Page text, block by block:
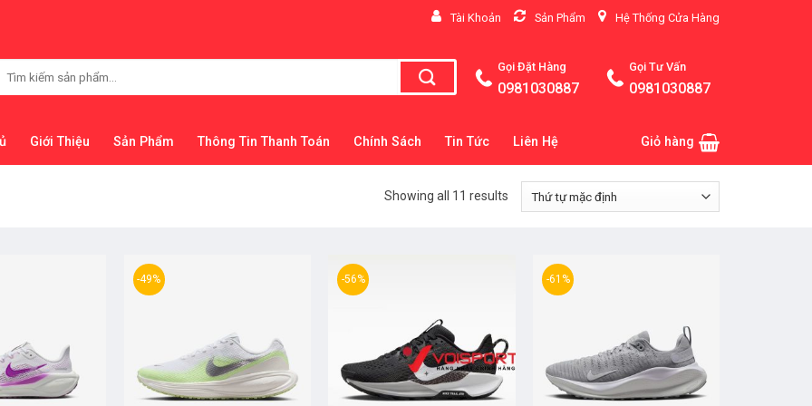
Tài Khoản Sản Phẩm Hệ Thống Cửa Hàng
Tìm
Gọi Đặt Hàng
0981030887
Gọi Tư Vấn
0981030887
Giới Thiệu Sản Phẩm Thông Tin Thanh Toán Chính Sách Tin Tức Liên Hệ Giỏ hàng
Showing all 11 results
-49% -56% -61%